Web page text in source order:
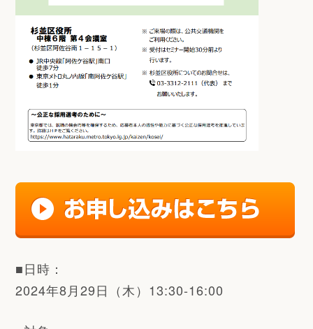
■日時：
2024年8月29日（木）13:30-16:00